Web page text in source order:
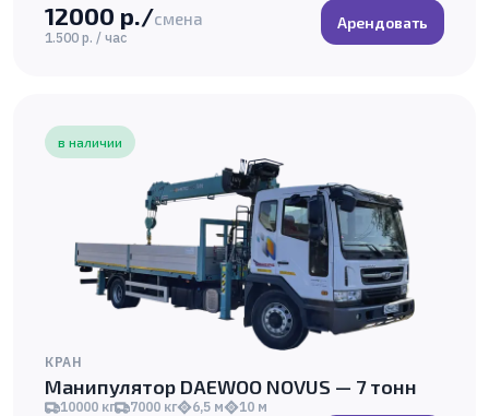
12000 р./смена
1.500 р. / час
Арендовать
в наличии
КРАН
Манипулятор DAEWOO NOVUS — 7 тонн
10000 кг 7000 кг 6,5 м 10 м